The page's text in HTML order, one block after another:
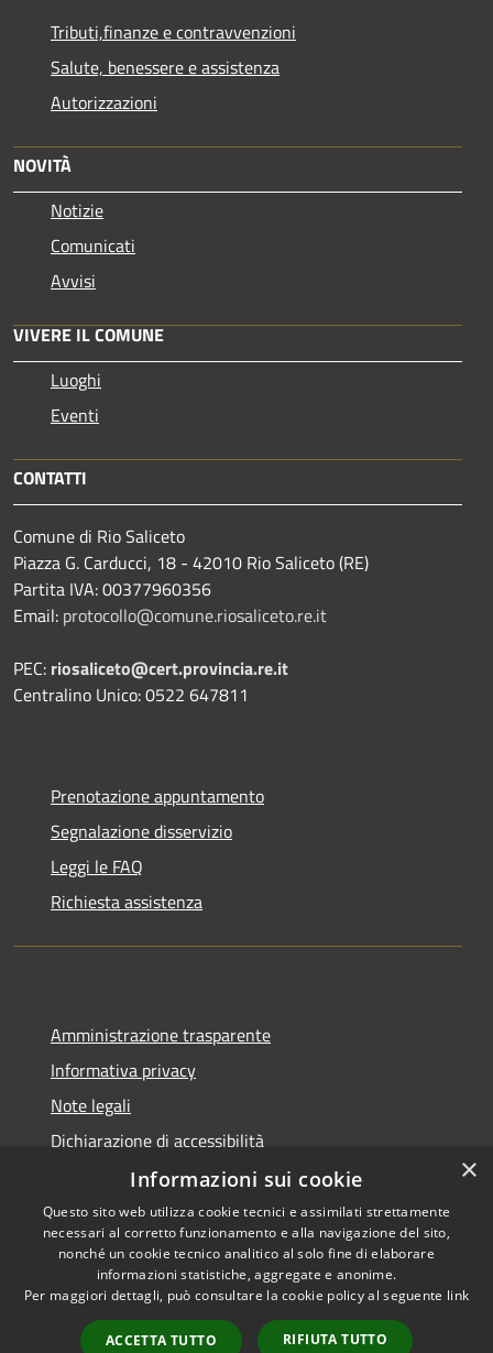
Tributi,finanze e contravvenzioni
Salute, benessere e assistenza
Autorizzazioni
NOVITÀ
Notizie
Comunicati
Avvisi
VIVERE IL COMUNE
Luoghi
Eventi
CONTATTI
Comune di Rio Saliceto
Piazza G. Carducci, 18 - 42010 Rio Saliceto (RE)
Partita IVA: 00377960356
Email: protocollo@comune.riosaliceto.re.it
PEC: riosaliceto@cert.provincia.re.it
Centralino Unico: 0522 647811
Prenotazione appuntamento
Segnalazione disservizio
Leggi le FAQ
Richiesta assistenza
Amministrazione trasparente
Informativa privacy
Note legali
Dichiarazione di accessibilità
Accessibilità
Privacy
Copyright © 2026 • Comune di
Rio Saliceto • Powered by
Municipium•Accesso
redazione
×
Informazioni sui cookie
Questo sito web utilizza cookie tecnici e assimilati strettamente
necessari al corretto funzionamento e alla navigazione del sito,
nonché un cookie tecnico analitico al solo fine di elaborare
informazioni statistiche, aggregate e anonime.
Per maggiori dettagli, può consultare la cookie policy al seguente link
ACCETTA TUTTO RIFIUTA TUTTO